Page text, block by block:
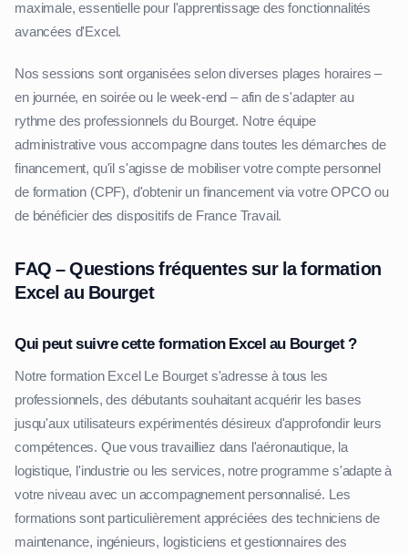
maximale, essentielle pour l'apprentissage des fonctionnalités
avancées d'Excel.
Nos sessions sont organisées selon diverses plages horaires –
en journée, en soirée ou le week-end – afin de s'adapter au
rythme des professionnels du Bourget. Notre équipe
administrative vous accompagne dans toutes les démarches de
financement, qu'il s'agisse de mobiliser votre compte personnel
de formation (CPF), d'obtenir un financement via votre OPCO ou
de bénéficier des dispositifs de France Travail.
FAQ – Questions fréquentes sur la formation
Excel au Bourget
Qui peut suivre cette formation Excel au Bourget ?
Notre formation Excel Le Bourget s'adresse à tous les
professionnels, des débutants souhaitant acquérir les bases
jusqu'aux utilisateurs expérimentés désireux d'approfondir leurs
compétences. Que vous travailliez dans l'aéronautique, la
logistique, l'industrie ou les services, notre programme s'adapte à
votre niveau avec un accompagnement personnalisé. Les
formations sont particulièrement appréciées des techniciens de
maintenance, ingénieurs, logisticiens et gestionnaires des